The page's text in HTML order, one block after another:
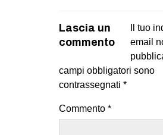
Lascia un
commento
Il tuo
email
campi obbligatori sono
contrassegnati *
Commento *